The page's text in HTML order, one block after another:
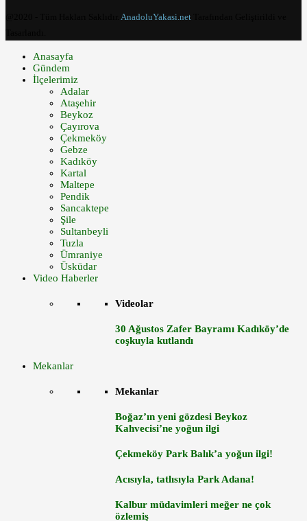
AnadoluYakasi.net
Anasayfa
Gündem
İlçelerimiz
Adalar
Ataşehir
Beykoz
Çayırova
Çekmeköy
Gebze
Kadıköy
Kartal
Maltepe
Pendik
Sancaktepe
Şile
Sultanbeyli
Tuzla
Ümraniye
Üsküdar
Video Haberler
Videolar
30 Ağustos Zafer Bayramı Kadıköy’de
coşkuyla kutlandı
Mekanlar
Mekanlar
Boğaz’ın yeni gözdesi Beykoz
Kahvecisi’ne yoğun ilgi
Çekmeköy Park Balık’a yoğun ilgi!
Acısıyla, tatlısıyla Park Adana!
Kalbur müdavimleri meğer ne çok
özlemiş